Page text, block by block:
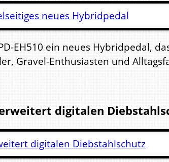
EH510 ein neues Hybridpedal,
Gravel-Enthusiasten und
digitalen